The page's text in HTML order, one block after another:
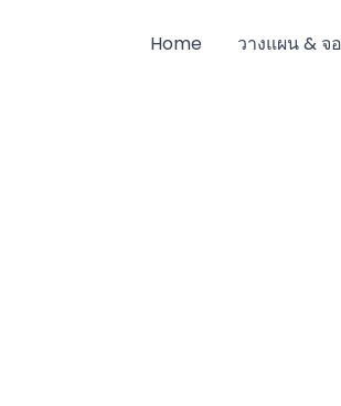
Home วางแผน & จ